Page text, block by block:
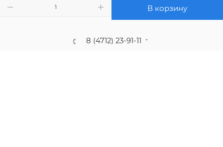
В корзину
ПОЛИТИКА КОНФИДЕНЦИАЛЬНОСТИ
8 (4712) 23-91-11